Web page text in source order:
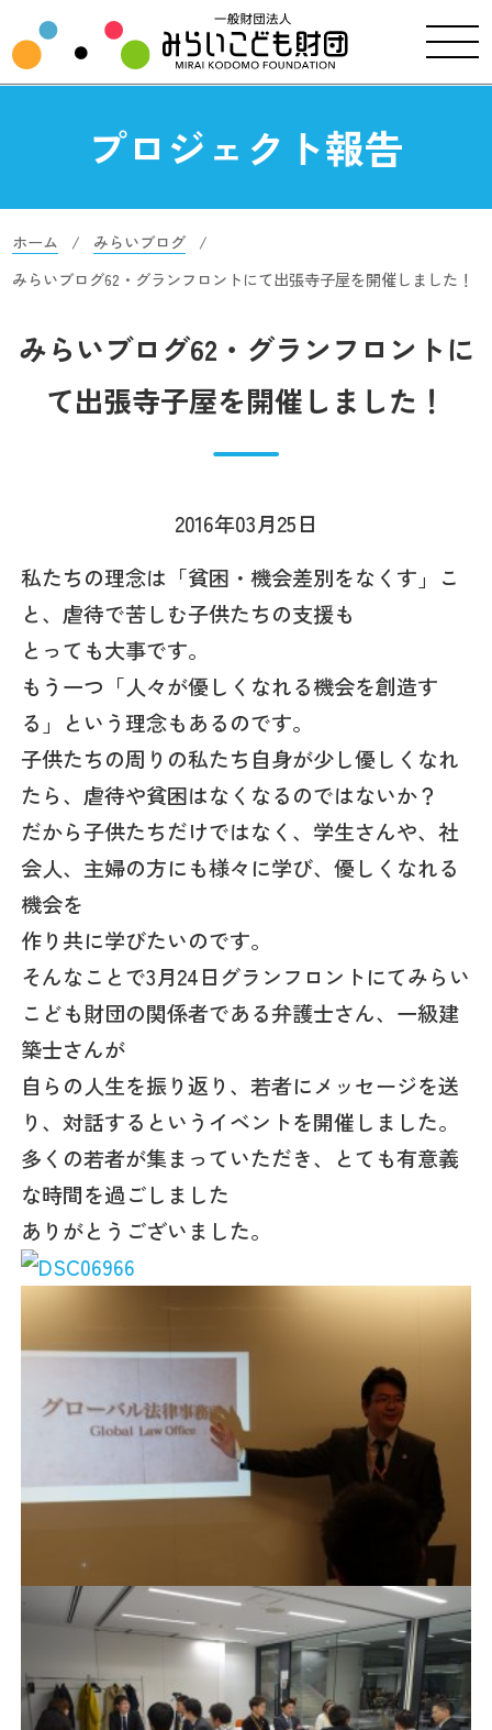
プロジェクト報告
ホーム
みらいブログ
みらいブログ62・グランフロントにて出張寺子屋を開催しました！
みらいブログ62・グランフロントに
て出張寺子屋を開催しました！
2016年03月25日
私たちの理念は「貧困・機会差別をなくす」こ
と、虐待で苦しむ子供たちの支援も
とっても大事です。
もう一つ「人々が優しくなれる機会を創造す
る」という理念もあるのです。
子供たちの周りの私たち自身が少し優しくなれ
たら、虐待や貧困はなくなるのではないか？
だから子供たちだけではなく、学生さんや、社
会人、主婦の方にも様々に学び、優しくなれる
機会を
作り共に学びたいのです。
そんなことで3月24日グランフロントにてみらい
こども財団の関係者である弁護士さん、一級建
築士さんが
自らの人生を振り返り、若者にメッセージを送
り、対話するというイベントを開催しました。
多くの若者が集まっていただき、とても有意義
な時間を過ごしました
ありがとうございました。